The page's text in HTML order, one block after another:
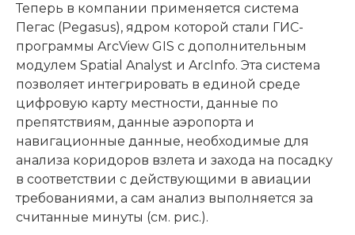
Теперь в компании применяется система
Пегас (Pegasus), ядром которой стали ГИС-
программы ArcView GIS с дополнительным
модулем Spatial Analyst и ArcInfo. Эта система
позволяет интегрировать в единой среде
цифровую карту местности, данные по
препятствиям, данные аэропорта и
навигационные данные, необходимые для
анализа коридоров взлета и захода на посадку
в соответствии с действующими в авиации
требованиями, а сам анализ выполняется за
считанные минуты (см. рис.).